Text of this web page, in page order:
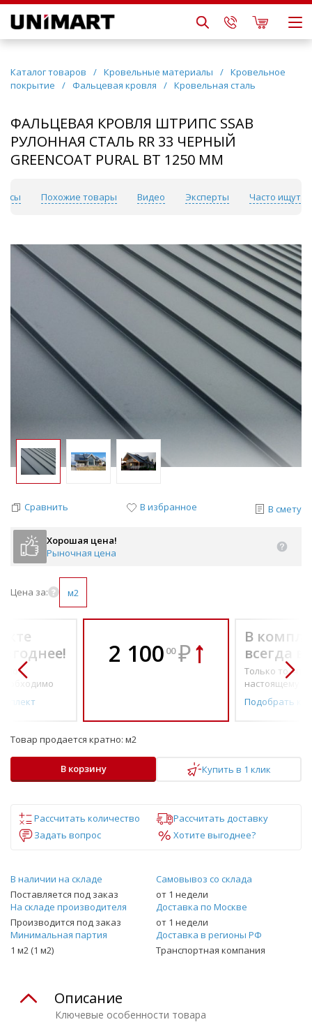
Каталог товаров / Кровельные материалы / Кровельное
покрытие
/ Фальцевая кровля / Кровельная сталь
ФАЛЬЦЕВАЯ КРОВЛЯ ШТРИПС SSAB
РУЛОННАЯ СТАЛЬ RR 33 ЧЕРНЫЙ
GREENCOAT PURAL BT 1250 ММ
Похожие товары Видео Эксперты Часто ищут
Сравнить В избранное В смету
Хорошая цена!
Рыночная цена
Цена за: м2
по-
2 100 00 ₽
В
всегда
Только то, что
настоящему
Подобрать
Товар продается кратно: м2
В корзину Купить в 1 клик
Рассчитать количество
Рассчитать доставку
Задать вопрос
Хотите выгоднее?
В наличии на складе
Поставляется под заказ
Самовывоз со склада
от 1 недели
На складе производителя
Производится под заказ
Доставка по Москве
от 1 недели
Минимальная партия
1 м2 (1 м2)
Доставка в регионы РФ
Транспортная компания
Ключевые особенности товара
Описание